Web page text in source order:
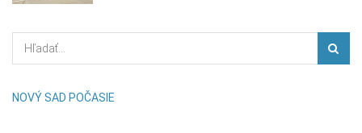
NOVÝ SAD POČASIE